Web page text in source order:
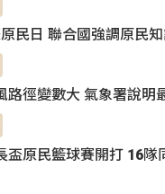
民日 聯合國強調原民
路徑變數大 氣象署說明
盃原民籃球賽開打 16隊